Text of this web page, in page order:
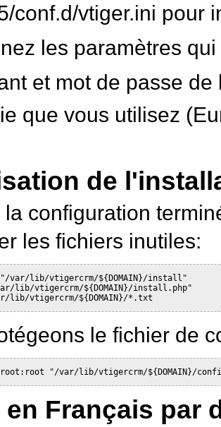
conf.d/vtiger.ini pour
les paramètres
et mot de passe de
que vous utilisez
de
la configuration
les fichiers inutiles:
"/var/lib/vtigercrm/${DOMAIN}/install"
var/lib/vtigercrm/${DOMAIN}/install.php"
lib/vtigercrm/${DOMAIN}/*.txt
le fichier de
en Français par